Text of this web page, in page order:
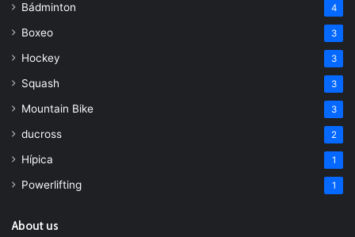
Bádminton 4
Boxeo 3
Hockey 3
Squash 3
Mountain Bike 3
ducross 2
Hípica 1
Powerlifting 1
About us